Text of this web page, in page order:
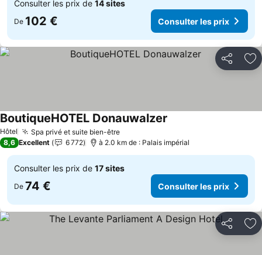
Consulter les prix de 14 sites
De 102 € Consulter les prix
Partager
Hôtel Spa privé et suite bien-être
BoutiqueHOTEL Donauwalzer
8,6 Excellent 6 772 à 2.0 km de : Palais impérial
Consulter les prix de 17 sites
De 74 € Consulter les prix
Partager